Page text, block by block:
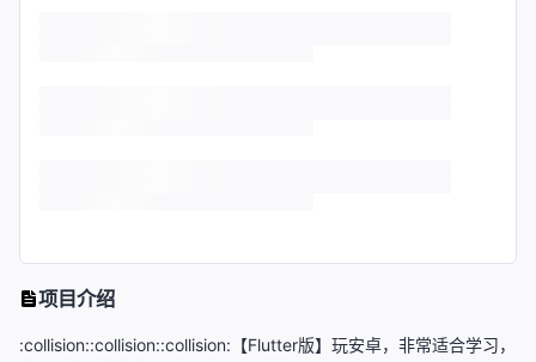
项目介绍
:collision::collision::collision:【Flutter版】玩安卓，非常适合学习，